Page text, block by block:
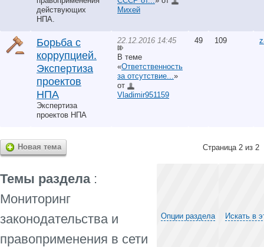
действующих
НПА.
Михей
Борьба с
коррупцией.
Экспертиза
проектов
НПА
Экспертиза
проектов НПА
22.12.2016 14:45
В теме
«Ответственность
за отсутствие...»
от
Vladimir951159
49 109
Новая тема Страница 2 из 2
Темы раздела:
Мониторинг
законодательства и
правоприменения в сети
Опции раздела Искать в